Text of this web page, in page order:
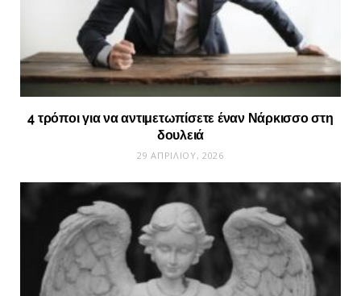
4 τρόποι για να αντιμετωπίσετε έναν Νάρκισσο στη
δουλειά
29 ΑΠΡΙΛΊΟΥ, 2026